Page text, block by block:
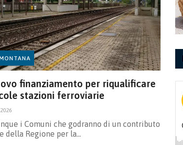
finanziamento per riqualificare
stazioni ferroviarie
i Comuni che godranno di un contributo
della Regione per la…